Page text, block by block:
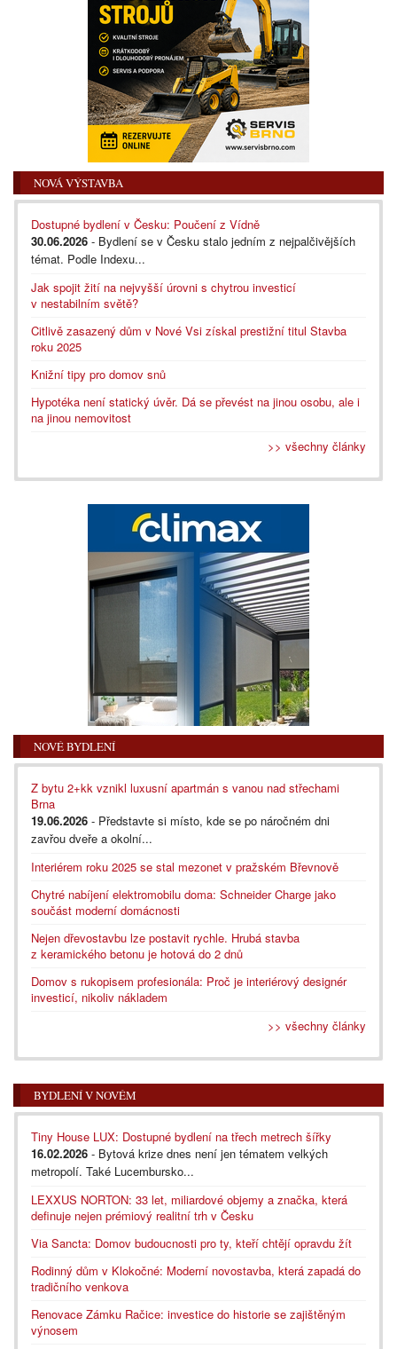
NOVÁ VÝSTAVBA
Dostupné bydlení v Česku: Poučení z Vídně
30.06.2026 - Bydlení se v Česku stalo jedním z nejpalčivějších
témat. Podle Indexu...
Jak spojit žití na nejvyšší úrovni s chytrou investicí
v nestabilním světě?
Citlivě zasazený dům v Nové Vsi získal prestižní titul Stavba
roku 2025
Knižní tipy pro domov snů
Hypotéka není statický úvěr. Dá se převést na jinou osobu, ale i
na jinou nemovitost
>> všechny články
NOVÉ BYDLENÍ
Z bytu 2+kk vznikl luxusní apartmán s vanou nad střechami
Brna
19.06.2026 - Představte si místo, kde se po náročném dni
zavřou dveře a okolní...
Interiérem roku 2025 se stal mezonet v pražském Břevnově
Chytré nabíjení elektromobilu doma: Schneider Charge jako
součást moderní domácnosti
Nejen dřevostavbu lze postavit rychle. Hrubá stavba
z keramického betonu je hotová do 2 dnů
Domov s rukopisem profesionála: Proč je interiérový designér
investicí, nikoliv nákladem
>> všechny články
BYDLENÍ V NOVÉM
Tiny House LUX: Dostupné bydlení na třech metrech šířky
16.02.2026 - Bytová krize dnes není jen tématem velkých
metropolí. Také Lucembursko...
LEXXUS NORTON: 33 let, miliardové objemy a značka, která
definuje nejen prémiový realitní trh v Česku
Via Sancta: Domov budoucnosti pro ty, kteří chtějí opravdu žít
Rodinný dům v Klokočné: Moderní novostavba, která zapadá do
tradičního venkova
Renovace Zámku Račice: investice do historie se zajištěným
výnosem